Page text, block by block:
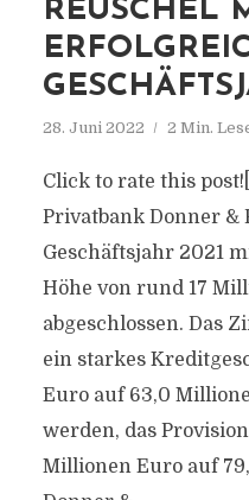
REUSCHEL
28. Juni 2022 2 Min.
Click to rate this
Privatbank Donner &
Geschäftsjahr 2021
Höhe von rund 17
abgeschlossen. Das
ein starkes
Euro auf 63,0
werden, das
Millionen Euro auf